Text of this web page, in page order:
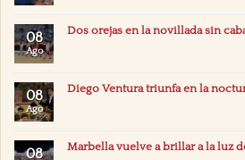
08
Ago
Dos orejas en la novillada sin
08
Ago
Diego Ventura triunfa en la
08 Marbella vuelve a brillar a la luz